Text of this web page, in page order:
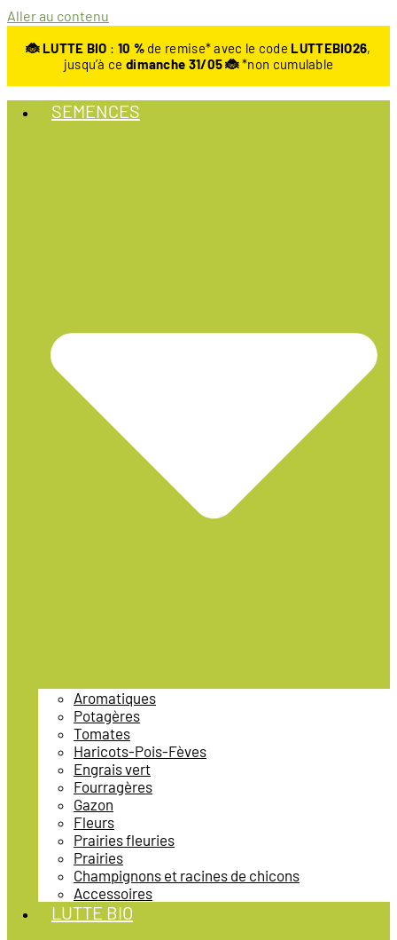
Aller au contenu
🐞 LUTTE BIO : 10 %de remise* avec le code LUTTEBIO26,
jusqu’à ce dimanche 31/05 🐞*non cumulable
SEMENCES
Aromatiques
Potagères
Tomates
Haricots-Pois-Fèves
Engrais vert
Fourragères
Gazon
Fleurs
Prairies fleuries
Prairies
Champignons et racines de chicons
Accessoires
LUTTE BIO